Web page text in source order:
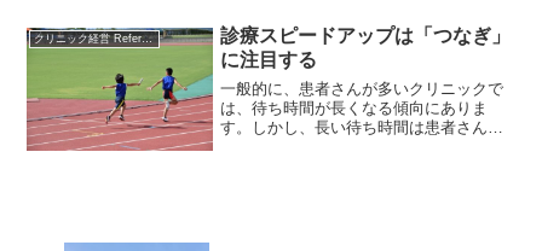
の予約枠を設定して、患者数が極力「平
準化」するように促すことが重要になり
ます。
クリニック経営 References
診療スピードアップは「つなぎ」
に注目する
一般的に、患者さんが多いクリニックで
は、待ち時間が長くなる傾向にありま
す。しかし、長い待ち時間は患者さんの